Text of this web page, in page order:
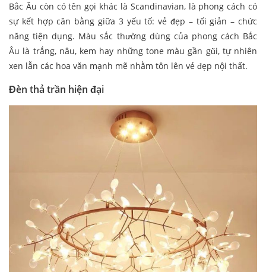
Bắc Âu còn có tên gọi khác là Scandinavian, là phong cách có
sự kết hợp cân bằng giữa 3 yếu tố: vẻ đẹp – tối giản – chức
năng tiện dụng. Màu sắc thường dùng của phong cách Bắc
Âu là trắng, nâu, kem hay những tone màu gần gũi, tự nhiên
xen lẫn các hoa văn mạnh mẽ nhằm tôn lên vẻ đẹp nội thất.
Đèn thả trần hiện đại